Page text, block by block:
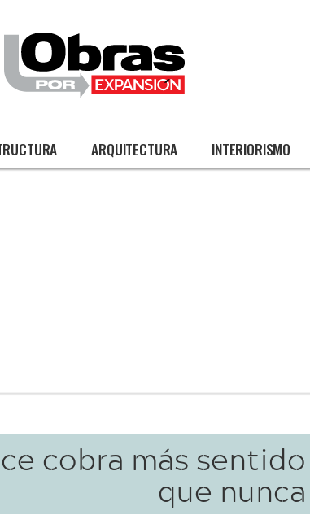
ARQUITECTURA INTERIORISMO
cobra más sentido
que nunca